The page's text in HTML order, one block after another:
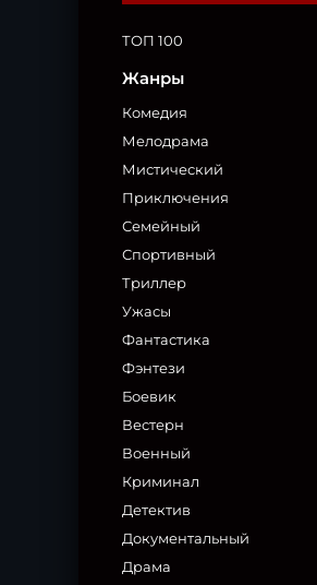
ТОП 100
Жанры
Комедия
Мелодрама
Мистический
Приключения
Семейный
Спортивный
Триллер
Ужасы
Фантастика
Фэнтези
Боевик
Вестерн
Военный
Криминал
Детектив
Документальный
Драма